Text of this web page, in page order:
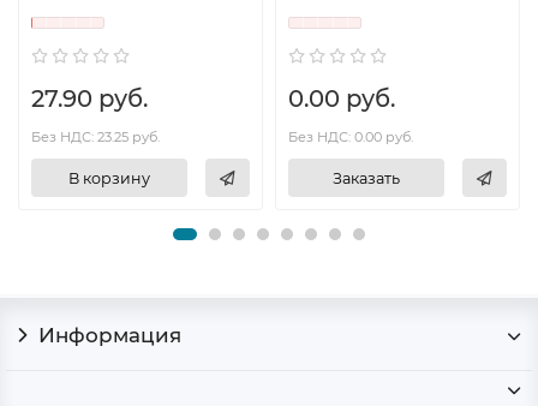
27.90 руб.
Без НДС: 23.25 руб.
В корзину
0.00 руб.
Без НДС: 0.00 руб.
Заказать
Информация